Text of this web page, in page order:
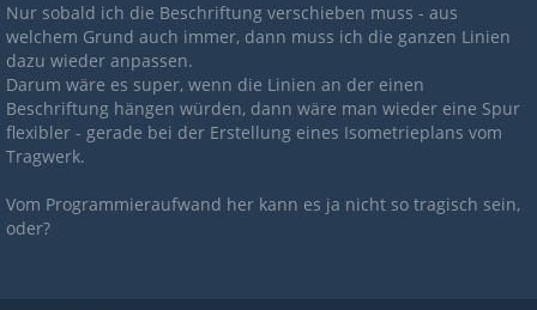
Nur sobald ich die Beschriftung verschieben muss - aus
welchem Grund auch immer, dann muss ich die ganzen Linien
dazu wieder anpassen.
Darum wäre es super, wenn die Linien an der einen
Beschriftung hängen würden, dann wäre man wieder eine Spur
flexibler - gerade bei der Erstellung eines Isometrieplans vom
Tragwerk.
Vom Programmieraufwand her kann es ja nicht so tragisch sein,
oder?